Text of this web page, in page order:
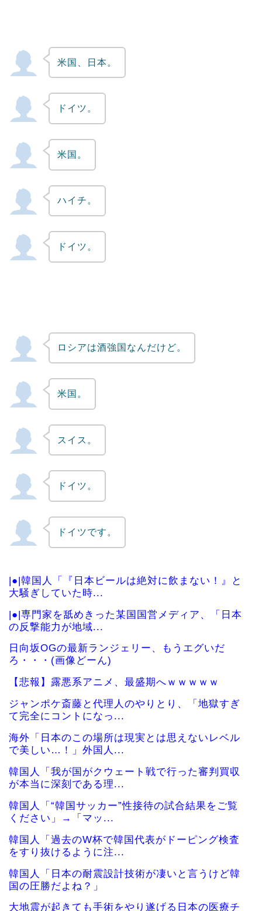
米国、日本。
ドイツ。
米国。
ハイチ。
ドイツ。
ロシアは酒強国なんだけど。
米国。
スイス。
ドイツ。
ドイツです。
|●|韓国人「『日本ビールは絶対に飲まない！』と
大騒ぎしていた時...
|●|専門家を舐めきった某国国営メディア、「日本
の反撃能力が地域...
日向坂OGの最新ランジェリー、もうエグいだ
ろ・・・(画像どーん)
【悲報】露悪系アニメ、最盛期へｗｗｗｗｗ
ジャンポケ斎藤と代理人のやりとり、「地獄すぎ
て完全にコントになっ...
海外「日本のこの場所は現実とは思えないレベル
で美しい…！」外国人...
韓国人「我が国がクウェート戦で行った審判買収
が本当に深刻である理...
韓国人「“韓国サッカー”性接待の試合結果をご覧
ください」→「マッ...
韓国人「過去のW杯で韓国代表がドーピング検査
をすり抜けるように注...
韓国人「日本の耐震設計技術が凄いと言うけど韓
国の圧勝だよね？」
大地震が起きても手術をやり遂げる日本の医療チ